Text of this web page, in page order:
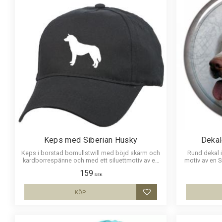
Keps med Siberian Husky
Keps i borstad bomullstwill med böjd skärm och
kardborrespänne och med ett siluettmotiv av en
159 SEK
Lägg till i favoriter
KÖP
Rund dekal
motiv av en